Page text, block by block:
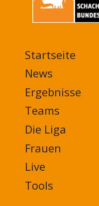
MAIN
NAVIGATION
FOOTER
Startseite
News
Ergebnisse
Teams
Die Liga
Frauen
Live
Tools